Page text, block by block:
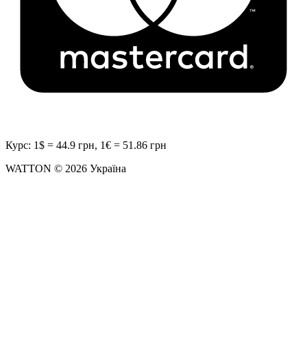
Курс: 1$ = 44.9 грн, 1€ = 51.86 грн
WATTON © 2026 Україна